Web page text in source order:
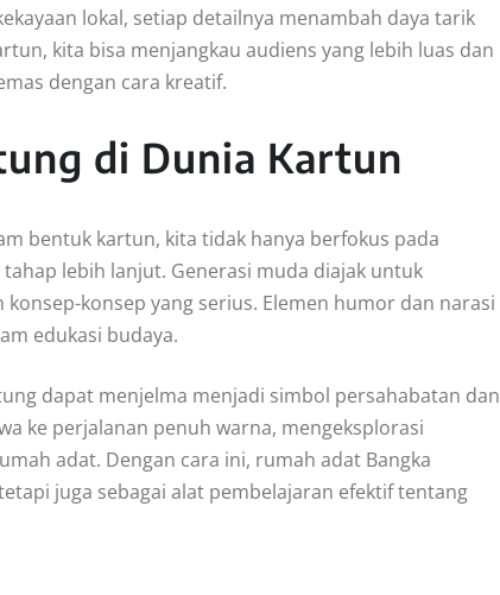
lokal, setiap detailnya menambah daya tarik
kita bisa menjangkau audiens yang lebih luas dan
dengan cara kreatif.
di Dunia Kartun
bentuk kartun, kita tidak hanya berfokus pada
lebih lanjut. Generasi muda diajak untuk
konsep yang serius. Elemen humor dan narasi
edukasi budaya.
dapat menjelma menjadi simbol persahabatan dan
ke perjalanan penuh warna, mengeksplorasi
adat. Dengan cara ini, rumah adat Bangka
juga sebagai alat pembelajaran efektif tentang